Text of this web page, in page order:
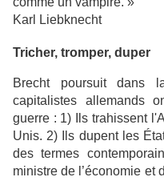
Karl Liebknecht
Tricher, tromper, duper
Brecht poursuit dans
capitalistes allemands
guerre : 1) Ils trahissent
Unis. 2) Ils dupent les
des termes
ministre de l’économie et